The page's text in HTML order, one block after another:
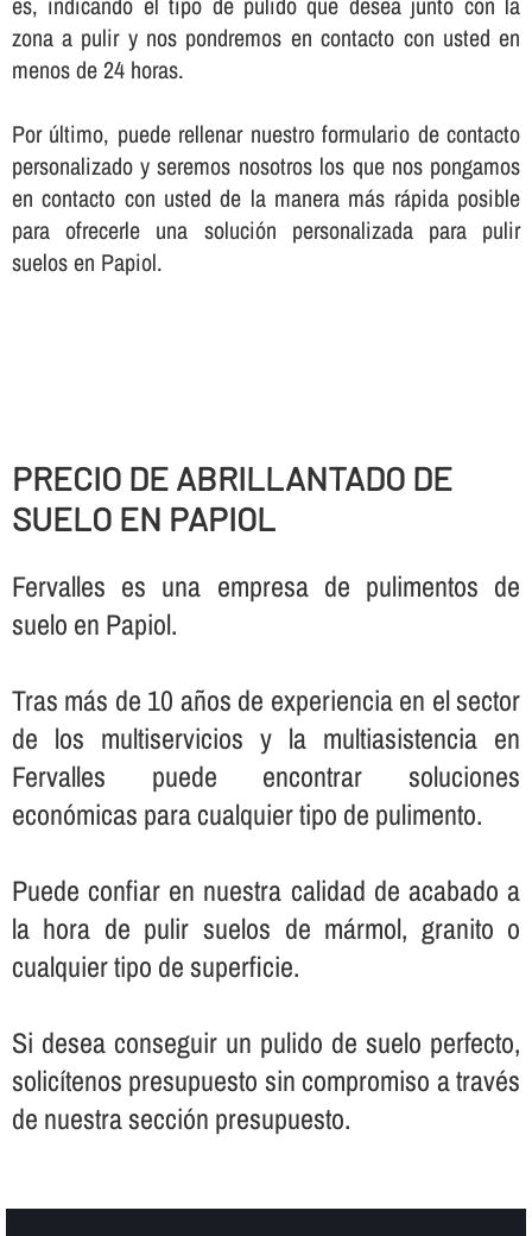
zona a pulir y nos pondremos en contacto con usted en
menos de 24 horas.
Por último, puede rellenar nuestro formulario de contacto
personalizado y seremos nosotros los que nos pongamos
en contacto con usted de la manera más rápida posible
para ofrecerle una solución personalizada para pulir
suelos en Papiol.
PRECIO DE ABRILLANTADO DE
SUELO EN PAPIOL
Fervalles es una empresa de pulimentos de
suelo en Papiol.
Tras más de 10 años de experiencia en el sector
de los multiservicios y la multiasistencia en
Fervalles puede encontrar soluciones
económicas para cualquier tipo de pulimento.
Puede confiar en nuestra calidad de acabado a
la hora de pulir suelos de mármol, granito o
cualquier tipo de superficie.
Si desea conseguir un pulido de suelo perfecto,
solicí­tenos presupuesto sin compromiso a través
de nuestra sección presupuesto.